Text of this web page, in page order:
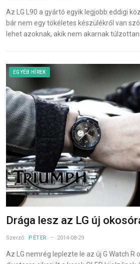
Az LG L90 a gyártó egyik legjobb eddigi
bár nem egy tökéletes készülékről van
lehet azoknak, akik nem akarnak túlzottan…
EGYÉB HÍREK
Drága lesz az LG új
Szerző: PÉTER 2014-08-29
Az LG nemrég leplezte le az új G Watch R